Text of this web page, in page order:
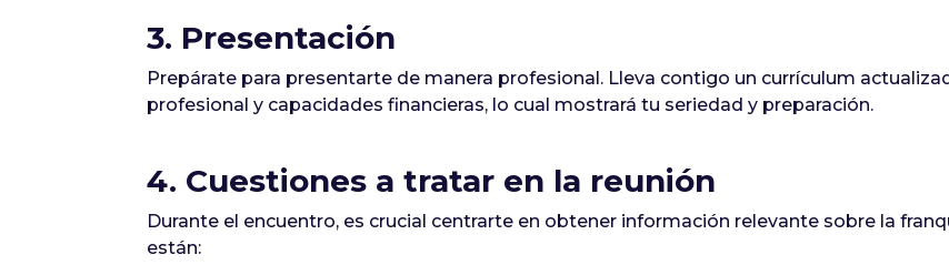
3. Presentación
Prepárate para presentarte de manera profesional. Lleva contigo un currículum
profesional y capacidades financieras, lo cual mostrará tu seriedad y preparación.
4. Cuestiones a tratar en la reunión
Durante el encuentro, es crucial centrarte en obtener información relevante sobre la
están: